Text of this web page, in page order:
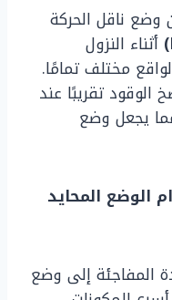
وضع ناقل الحركة
أثناء النزول
مختلف تمامًا.
تقريبًا عند
يجعل وضع
الوضع المحايد
المفاجئة إلى وضع